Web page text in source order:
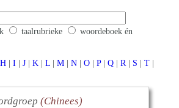
taalrubrieke
woordeboek én
H | I | J | K | L | M | N | O | P | Q | R | S | T |
(Chinees)